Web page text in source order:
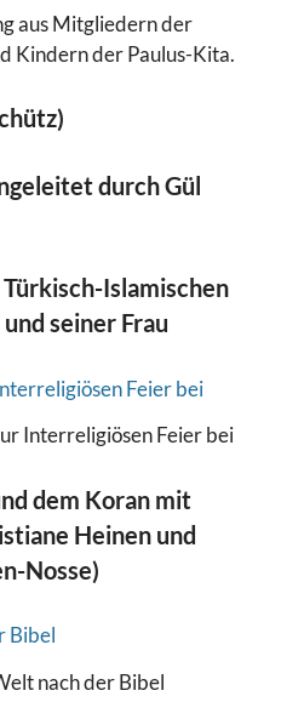
aus Mitgliedern der
Kindern der Paulus-Kita.
durch Gül
Islamischen
seiner Frau
Interreligiösen Feier bei
dem Koran mit
Heinen und
Nosse)
nach der Bibel